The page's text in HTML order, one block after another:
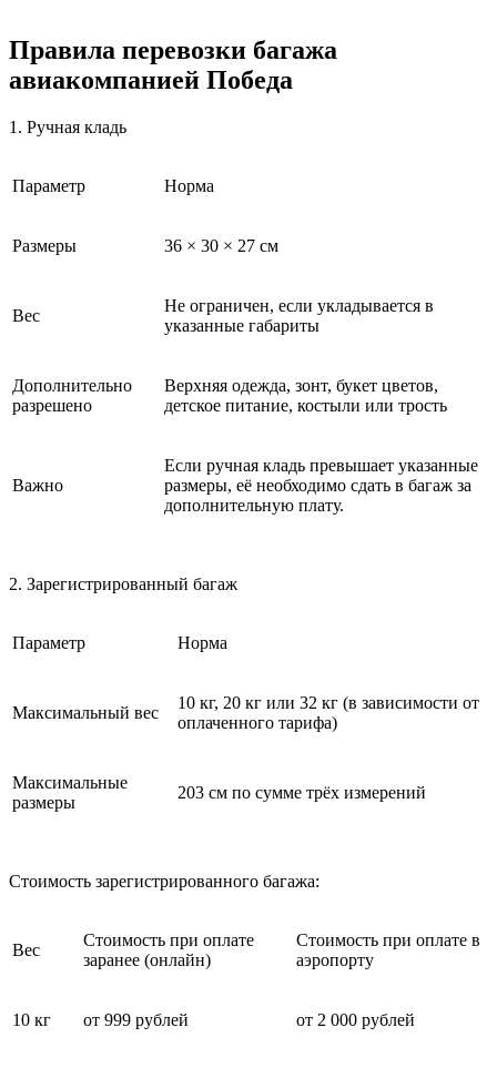
Правила перевозки багажа
авиакомпанией Победа
1. Ручная кладь
Параметр Норма
Размеры 36 × 30 × 27 см
Вес
Не ограничен, если укладывается в
указанные габариты
Дополнительно
разрешено
Верхняя одежда, зонт, букет цветов,
детское питание, костыли или трость
Важно
Если ручная кладь превышает указанные
размеры, её необходимо сдать в багаж за
дополнительную плату.
2. Зарегистрированный багаж
Параметр Норма
Максимальный вес
10 кг, 20 кг или 32 кг (в зависимости от
оплаченного тарифа)
Максимальные
размеры
203 см по сумме трёх измерений
Стоимость зарегистрированного багажа:
Вес
Стоимость при оплате
заранее (онлайн)
Стоимость при оплате в
аэропорту
10 кг от 999 рублей от 2 000 рублей